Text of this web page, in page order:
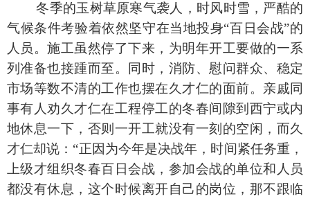
冬季的玉树草原寒气袭人，时风时雪，严酷的
气候条件考验着依然坚守在当地投身“百日会战”的
人员。施工虽然停了下来，为明年开工要做的一系
列准备也接踵而至。同时，消防、慰问群众、稳定
市场等数不清的工作也摆在久才仁的面前。亲戚同
事有人劝久才仁在工程停工的冬春间隙到西宁或内
地休息一下，否则一开工就没有一刻的空闲，而久
才仁却说：“正因为今年是决战年，时间紧任务重，
上级才组织冬春百日会战，参加会战的单位和人员
都没有休息，这个时候离开自己的岗位，那不跟临